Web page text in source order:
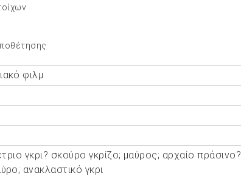
φιλμ
γκρι? σκούρο γκρίζο; μαύρος; αρχαίο πράσινο?
ανακλαστικό γκρι